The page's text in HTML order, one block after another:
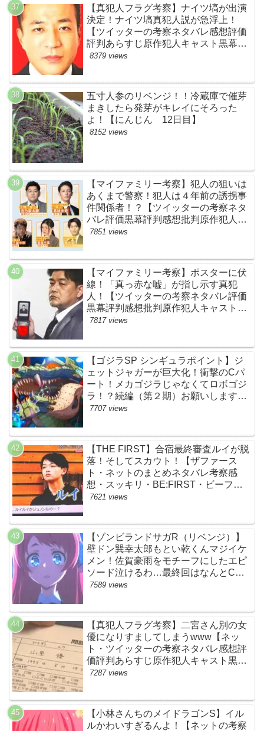
【真犯人フラグ考察】ナイツ塙が出演
決定！ナイツ塙真犯人説が急浮上！
【ツイッターの考察ネタバレ感想評価
評判あらすじ原作犯人キャスト黒幕伏
線まとめ】
8379 views
五寸人参のリベンジ！！冷蔵庫で催芽
まきしたら発芽がキレイにそろった
よ！【にんじん 12日目】
8152 views
【マイファミリー考察】犯人の狙いは
あくまで警察！犯人は４年前の誘拐事
件関係者！？【ツイッターの考察ネタ
バレ評価黒幕評判感想批判原作犯人キ
ャスト脚本あらすじ伏線まとめ】
7851 views
【マイファミリー考察】ポスターに伏
線！「真っ赤な嘘」が指し示す真犯
人！【ツイッターの考察ネタバレ評価
黒幕評判感想批判原作犯人キャスト脚
本あらすじ伏線まとめ・吉乃栄太郎】
7817 views
【ゴジラSP シンギュラポイント】ジ
ェットジャガーが巨大化！衝撃のCパ
ート！メカゴジラじゃなくてロボゴジ
ラ！？続編（第２期）お願いします！
【ネットの考察ネタバレ感想まとめ・
7707 views
【THE FIRST】合宿最終審査ルイが脱
落！そしてスカウト！【ザファース
ト・ネットのまとめネタバレ考察感
想・スッキリ・BE:FIRST・ビーファ
ースト】
7621 views
【ゾンビランドサガR（リベンジ）】
壁ドン巽幸太郎もとい乾くんマジイケ
メン！佐賀豪雨をモチーフにしたエピ
ソード泣けるわ…最終回はなんとCM
なし27分ノンストップ放送！すごすぎ
7589 views
【真犯人フラグ考察】二宮さん別の女
優になりすましてしまうwww【ネッ
ト・ツイッターの考察ネタバレ感想評
価評判あらすじ原作犯人キャスト黒幕
伏線まとめ・山里亮太・蒼井優】
7287 views
【小林さんちのメイドラゴンS】イル
ルかわいすぎるんよ！【ネットの考察